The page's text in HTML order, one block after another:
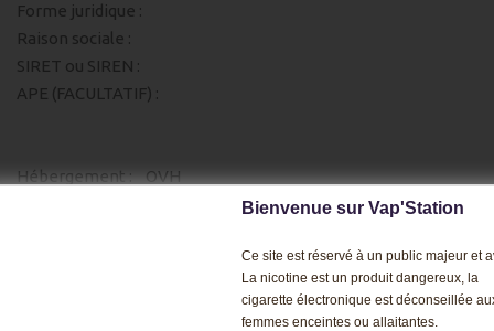
Bienvenue sur Vap'Station
Ce site est réservé à un public majeur et
La nicotine est un produit dangereux, la
cigarette électronique est déconseillée
femmes enceintes ou allaitantes.
Forme juridique :
Raison sociale :
SIRET ou SIREN :
APE (FACULTATIF) :
Hébergement : OVH
Toute représentation totale ou partielle de ce site par